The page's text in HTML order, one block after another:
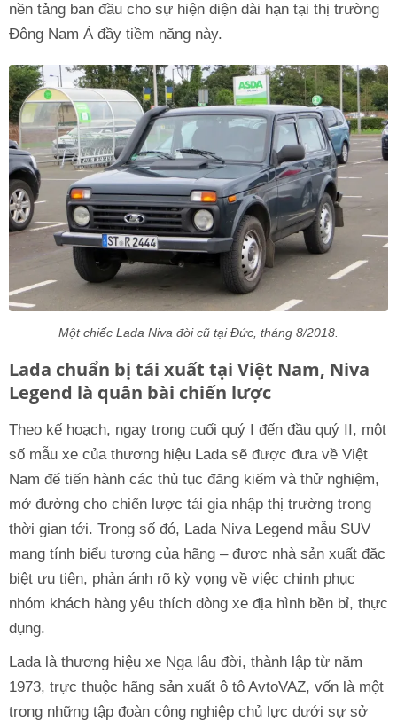
nền tảng ban đầu cho sự hiện diện dài hạn tại thị trường
Đông Nam Á đầy tiềm năng này.
Một chiếc Lada Niva đời cũ tại Đức, tháng 8/2018.
Lada chuẩn bị tái xuất tại Việt Nam, Niva
Legend là quân bài chiến lược
Theo kế hoạch, ngay trong cuối quý I đến đầu quý II, một
số mẫu xe của thương hiệu Lada sẽ được đưa về Việt
Nam để tiến hành các thủ tục đăng kiểm và thử nghiệm,
mở đường cho chiến lược tái gia nhập thị trường trong
thời gian tới. Trong số đó, Lada Niva Legend mẫu SUV
mang tính biểu tượng của hãng – được nhà sản xuất đặc
biệt ưu tiên, phản ánh rõ kỳ vọng về việc chinh phục
nhóm khách hàng yêu thích dòng xe địa hình bền bỉ, thực
dụng.
Lada là thương hiệu xe Nga lâu đời, thành lập từ năm
1973, trực thuộc hãng sản xuất ô tô AvtoVAZ, vốn là một
trong những tập đoàn công nghiệp chủ lực dưới sự sở